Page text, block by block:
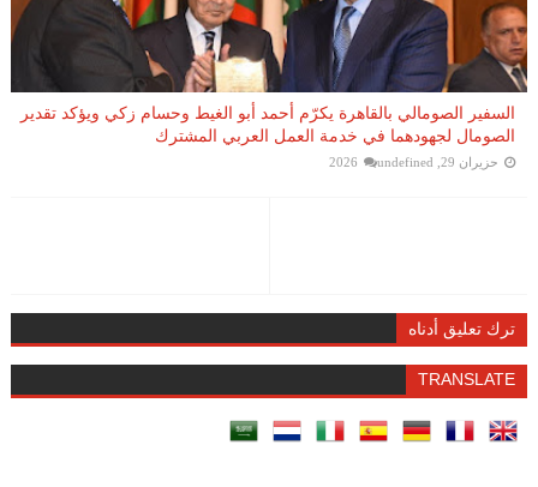
السفير الصومالي بالقاهرة يكرّم أحمد أبو الغيط وحسام زكي ويؤكد تقدير
الصومال لجهودهما في خدمة العمل العربي المشترك
حزيران 29, 2026 undefined
ترك تعليق أدناه
TRANSLATE